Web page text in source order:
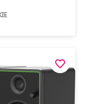
rapide
favorite_border